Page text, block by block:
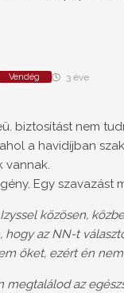
Vendég 3 éve
biztosítást nem
a havidíjban
vannak.
Egy szavazást
közösen,
hogy az NN-t
őket, ezért én
megtalálod az